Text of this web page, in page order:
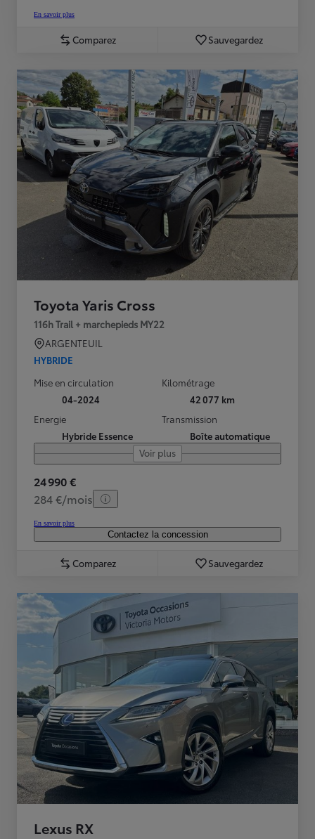
En savoir plus
Comparez Sauvegardez
Toyota Yaris Cross
116h Trail + marchepieds MY22
ARGENTEUIL
HYBRIDE
Mise en circulation
04-2024
Kilométrage
42 077 km
Energie
Hybride Essence
Transmission
Boîte automatique
Voir plus
24 990 €
284 €/mois
En savoir plus
Contactez la concession
Comparez Sauvegardez
Lexus RX